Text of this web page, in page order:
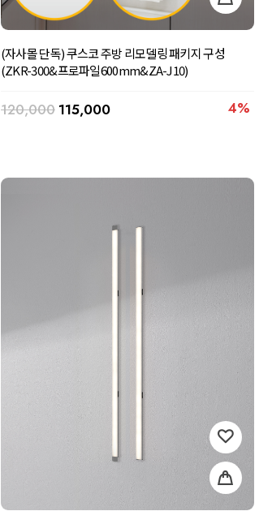
(자사몰 단독) 쿠스코 주방 리모델링 패키지 구성
(ZKR-300&프로파일600mm&ZA-J10)
120,000 115,000 4%